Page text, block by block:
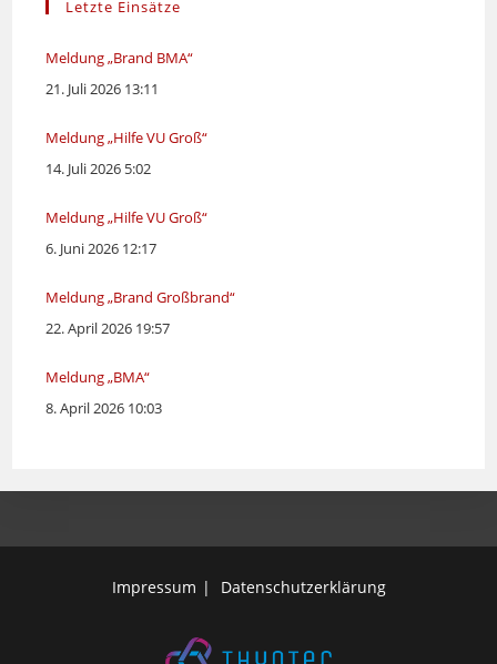
Letzte Einsätze
Meldung „Brand BMA“
21. Juli 2026 13:11
Meldung „Hilfe VU Groß“
14. Juli 2026 5:02
Meldung „Hilfe VU Groß“
6. Juni 2026 12:17
Meldung „Brand Großbrand“
22. April 2026 19:57
Meldung „BMA“
8. April 2026 10:03
Impressum Datenschutzerklärung